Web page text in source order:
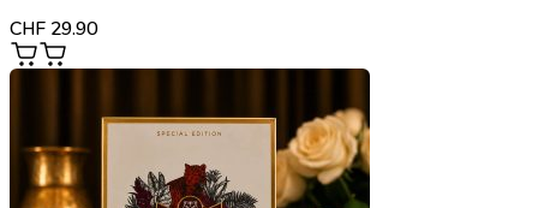
CHF 29.90